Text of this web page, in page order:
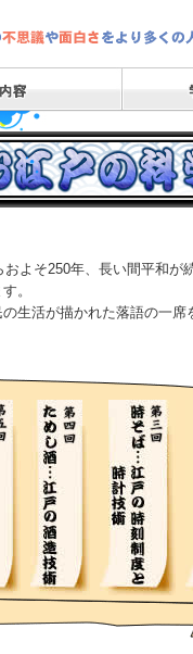
よそ250年、長い間平和が
。
生活が描かれた落語の一